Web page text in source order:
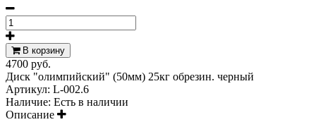
В корзину
4700 руб.
Диск "олимпийский" (50мм) 25кг обрезин. черный
Артикул: L-002.6
Наличие: Есть в наличии
Описание